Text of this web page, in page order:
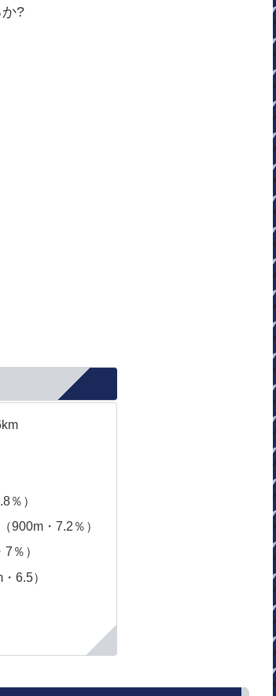
?
）
・7.2％）
％）
6.5）